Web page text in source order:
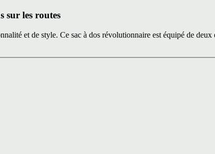
sur les routes
et de style. Ce sac à dos révolutionnaire est équipé de